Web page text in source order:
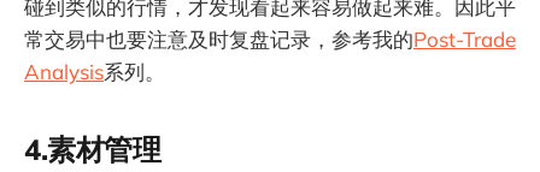
碰到类似的行情，才发现看起来容易做起来难。因此平
常交易中也要注意及时复盘记录，参考我的Post-Trade
Analysis系列。
4.素材管理